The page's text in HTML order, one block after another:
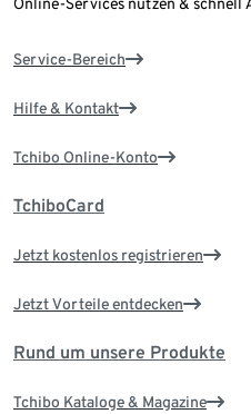
Online-Services nutzen & schnell
Service-Bereich
Hilfe & Kontakt
Tchibo Online-Konto
TchiboCard
Jetzt kostenlos registrieren
Jetzt Vorteile entdecken
Rund um unsere Produkte
Tchibo Kataloge & Magazine